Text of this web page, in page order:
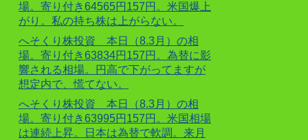
場。寄り付き64565円157円。米国爆上
がり。私の持ち株は上がらない。
へそくり株投資 本日（8.3月）の相
場。寄り付き63834円157円。為替に影
響される相場。円高で下がってますが
想定内で、慌てない。
へそくり株投資 本日（8.3月）の相
場。寄り付き63995円157円。米国相場
は連続上昇。日本は為替で軟調。来月